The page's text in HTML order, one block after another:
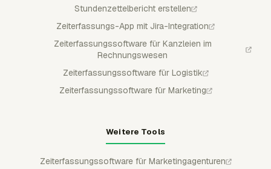
Stundenzettelbericht erstellen
Zeiterfassungs-App mit Jira-Integration
Zeiterfassungssoftware für Kanzleien im
Rechnungswesen
Zeiterfassungssoftware für Logistik
Zeiterfassungssoftware für Marketing
Weitere Tools
Zeiterfassungssoftware für Marketingagenturen